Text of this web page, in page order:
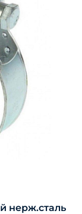
нерж.сталь